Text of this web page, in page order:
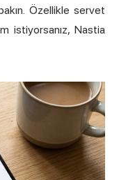
Özellikle servet
istiyorsanız, Nastia